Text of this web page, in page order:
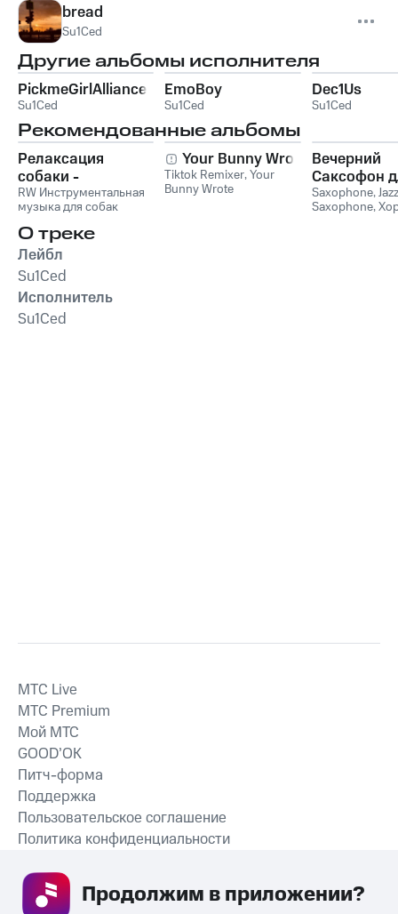
bread
Su1Ced
Другие альбомы исполнителя
PickmeGirlAlliance
Su1Ced
EmoBoy
Su1Ced
Dec1Us
Su1Ced
Рекомендованные альбомы
Релаксация
собаки -
Расслабляющая
музыка для собак,
успокаивающие и
успокаивающие
звуки для
животных,
антистрессовая
терапия,
RW Инструментальная
музыка для собак
Your Bunny Wrote
Tiktok Remixer,Your
Bunny Wrote
Вечерний
Саксофон
Души
Лаунж)
Saxophone,Jazz
Saxophone,
О треке
Лейбл
Su1Ced
Исполнитель
Su1Ced
СКАЧАТЬ ПРИЛОЖЕНИЕ
MTС Live
MTС Premium
Мой МТС
GOOD’OK
Питч-форма
Поддержка
Пользовательское соглашение
Политика конфиденциальности